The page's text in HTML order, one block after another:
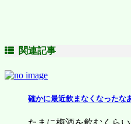
関連記事
確かに最近飲まなくなった